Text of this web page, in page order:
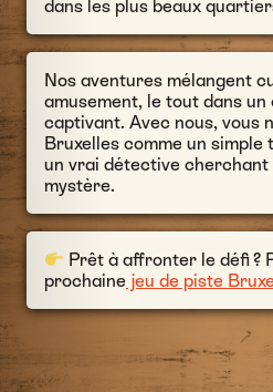
dans les plus beaux
Nos aventures mélangent
amusement, le tout dans
captivant. Avec nous, vous
Bruxelles comme un simple
un vrai détective cherchant
mystère.
Prêt à affronter le défi ?
prochaine jeu de piste